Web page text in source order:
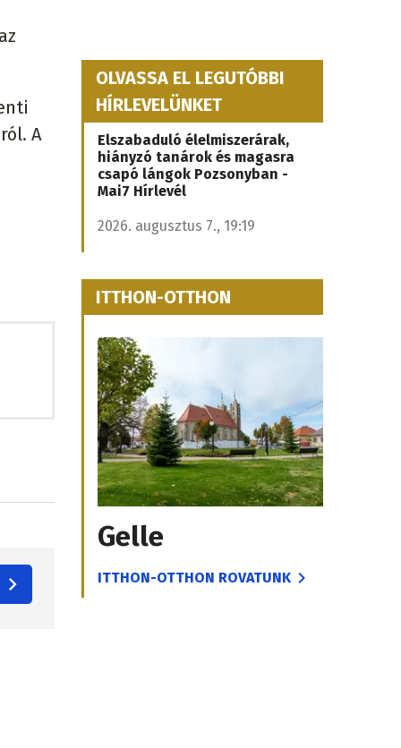
A
OLVASSA EL LEGUTÓBBI
HÍRLEVELÜNKET
Elszabaduló élelmiszerárak,
hiányzó tanárok és magasra
csapó lángok Pozsonyban -
Mai7 Hírlevél
2026. augusztus 7., 19:19
ITTHON-OTTHON
Gelle
ITTHON-OTTHON ROVATUNK